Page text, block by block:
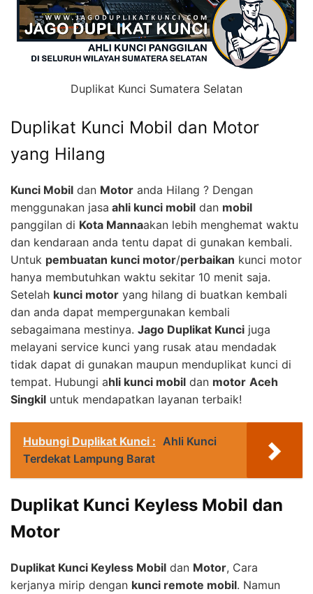
Duplikat Kunci Sumatera Selatan
Duplikat Kunci Mobil dan Motor
yang Hilang
Kunci Mobil dan Motor anda Hilang ? Dengan
menggunakan jasa ahli kunci mobil dan mobil
panggilan di Kota Mannaakan lebih menghemat waktu
dan kendaraan anda tentu dapat di gunakan kembali.
Untuk pembuatan kunci motor/perbaikan kunci motor
hanya membutuhkan waktu sekitar 10 menit saja.
Setelah kunci motor yang hilang di buatkan kembali
dan anda dapat mempergunakan kembali
sebagaimana mestinya. Jago Duplikat Kunci juga
melayani service kunci yang rusak atau mendadak
tidak dapat di gunakan maupun menduplikat kunci di
tempat. Hubungi ahli kunci mobil dan motor Aceh
Singkil untuk mendapatkan layanan terbaik!
Hubungi Duplikat Kunci : Ahli Kunci
Terdekat Lampung Barat
Duplikat Kunci Keyless Mobil dan
Motor
Duplikat Kunci Keyless Mobil dan Motor, Cara
kerjanya mirip dengan kunci remote mobil. Namun